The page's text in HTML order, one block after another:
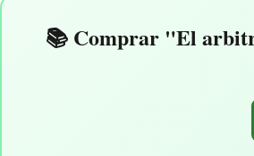
📚 Comprar "El